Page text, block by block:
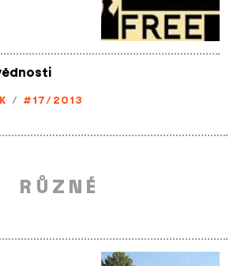
/ #17/2013
RŮZNÉ